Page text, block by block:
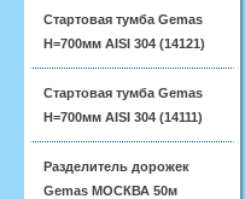
Стартовая тумба Gemas
H=700мм AISI 304 (14121)
Стартовая тумба Gemas
H=700мм AISI 304 (14111)
Разделитель дорожек
Gemas МОСКВА 50м